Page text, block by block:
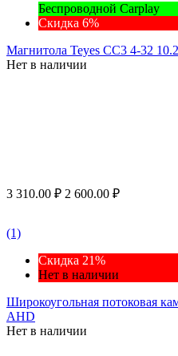
Беспроводной Carplay
Скидка 6%
Магнитола Teyes CC3 4-32
Нет в наличии
3 310.00 ₽ 2 600.00 ₽
(1)
Скидка 21%
Нет в наличии
Широкоугольная потоковая
AHD
Нет в наличии